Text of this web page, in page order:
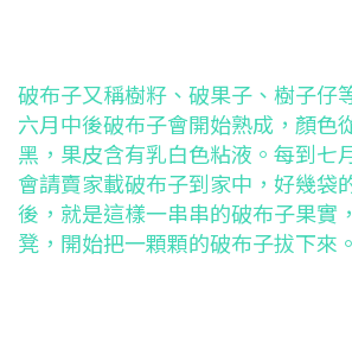
破布子又稱樹籽、破果子、樹子
六月中後破布子會開始熟成，顏色
黑，果皮含有乳白色粘液。每到七
會請賣家載破布子到家中，好幾袋
後，就是這樣一串串的破布子果實
凳，開始把一顆顆的破布子拔下來。